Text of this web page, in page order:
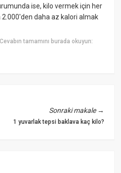
ise, kilo vermek için her
daha az kalori almak
Cevabın tamamını burada okuyun:
Sonraki makale→
1 yuvarlak tepsi baklava kaç kilo?